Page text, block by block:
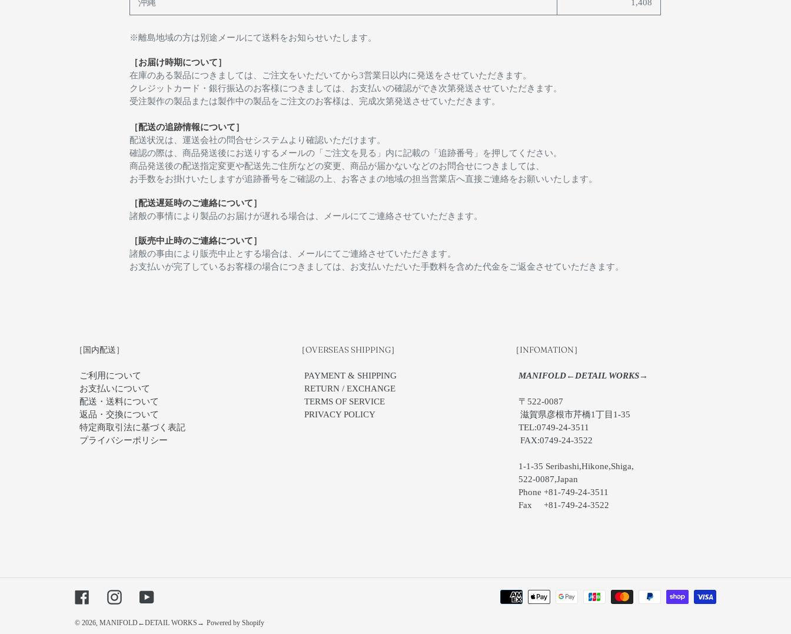
沖縄 1,408
※離島地域の方は別途メールにて送料をお知らせいたします。
［お届け時期について］
在庫のある製品につきましては、ご注文をいただいてから3営業日以内に発送をさせていただきます。
クレジットカード・銀行振込のお客様につきましては、お支払いの確認ができ次第発送させていただきます。
受注製作の製品または製作中の製品をご注文のお客様は、完成次第発送させていただきます。
［配送の追跡情報について］
配送状況は、運送会社の問合せシステムより確認いただけます。
確認の際は、商品発送後にお送りするメールの「ご注文を見る」内に記載の「追跡番号」を押してください。
商品発送後の配送指定変更や配送先ご住所などの変更、商品が届かないなどのお問合せにつきましては、
お手数をお掛けいたしますが追跡番号をご確認の上、お客さまの地域の担当営業店へ直接ご連絡をお願いいたします。
［配送遅延時のご連絡について］
諸般の事情により製品のお届けが遅れる場合は、メールにてご連絡させていただきます。
［販売中止時のご連絡について］
諸般の事由により販売中止とする場合は、メールにてご連絡させていただきます。
お支払いが完了しているお客様の場合につきましては、お支払いただいた手数料を含めた代金をご返金させていただきます。
［国内配送］
ご利用について
お支払いについて
配送・送料について
返品・交換について
特定商取引法に基づく表記
プライバシーポリシー
［OVERSEAS SHIPPING］
PAYMENT & SHIPPING
RETURN / EXCHANGE
TERMS OF SERVICE
PRIVACY POLICY
［INFOMATION］
MANIFOLD←DETAIL WORKS→
〒522-0087
滋賀県彦根市芹橋1丁目1-35
TEL:0749-24-3511
FAX:0749-24-3522
1-1-35 Seribashi,Hikone,Shiga,
522-0087,Japan
Phone +81-749-24-3511
Fax +81-749-24-3522
FacebookInstagramYouTube
© 2026, MANIFOLD←DETAIL WORKS→ Powered by Shopify